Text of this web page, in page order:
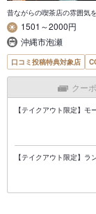
昔ながらの喫茶店の雰囲気
1501～2000円
沖縄市泡瀬
口コミ投稿特典対象店
クー
【テイクアウト限定】
【テイクアウト限定】